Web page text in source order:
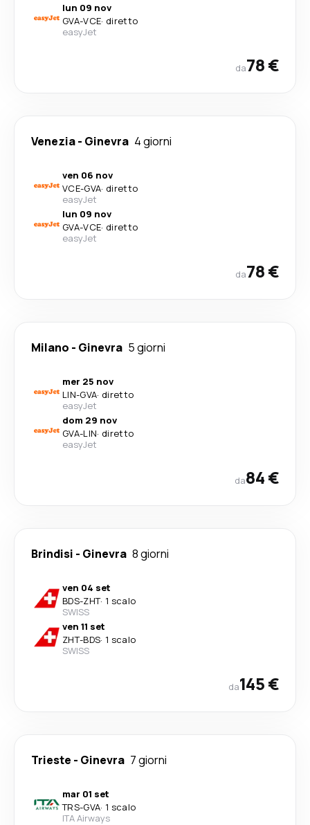
lun 09 nov
GVA-VCE· diretto
easyJet
da78 €
Venezia- Ginevra 4 giorni
ven 06 nov
VCE-GVA· diretto
easyJet
lun 09 nov
GVA-VCE· diretto
easyJet
da78 €
Milano - Ginevra 5 giorni
mer 25 nov
LIN-GVA· diretto
easyJet
dom 29 nov
GVA-LIN· diretto
easyJet
da84 €
Brindisi - Ginevra 8 giorni
ven 04 set
BDS-ZHT· 1 scalo
SWISS
ven 11 set
ZHT-BDS· 1 scalo
SWISS
da145 €
Trieste - Ginevra 7 giorni
mar 01 set
TRS-GVA· 1 scalo
ITA Airways